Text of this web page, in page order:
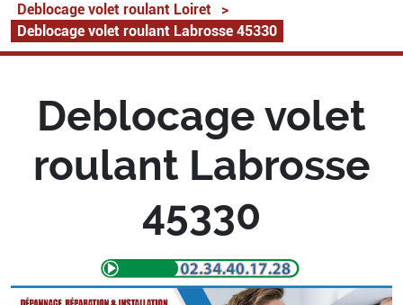
Deblocage volet roulant Loiret
>
Deblocage volet roulant Labrosse 45330
Deblocage volet
roulant Labrosse
45330